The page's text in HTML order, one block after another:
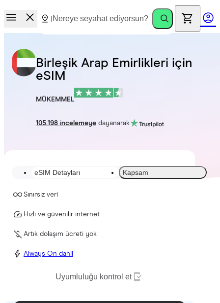
Birleşik Arap Emirlikleri için
eSIM
MÜKEMMEL
105.198 incelemeyedayanarak
eSIM Detayları Kapsam
Sınırsız veri
Hızlı ve güvenilir internet
Artık dolaşım ücreti yok
Always On dahil
Uyumluluğu kontrol et